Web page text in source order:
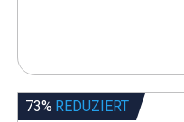
73% REDUZIERT